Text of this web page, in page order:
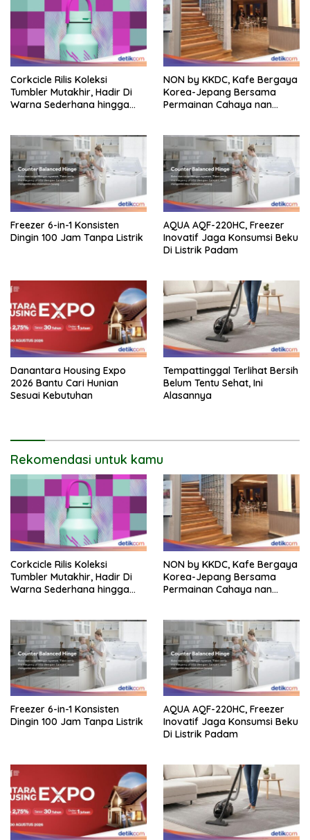
Corkcicle Rilis Koleksi
Tumbler Mutakhir, Hadir Di
Warna Sederhana hingga
NON by KKDC, Kafe Bergaya
Korea-Jepang Bersama
Permainan Cahaya nan
Freezer 6-in-1 Konsisten
Dingin 100 Jam Tanpa Listrik
AQUA AQF-220HC, Freezer
Inovatif Jaga Konsumsi Beku
Di Listrik Padam
Danantara Housing Expo
2026 Bantu Cari Hunian
Sesuai Kebutuhan
Tempattinggal Terlihat Bersih
Belum Tentu Sehat, Ini
Alasannya
Rekomendasi untuk kamu
Corkcicle Rilis Koleksi
Tumbler Mutakhir, Hadir Di
Warna Sederhana hingga
NON by KKDC, Kafe Bergaya
Korea-Jepang Bersama
Permainan Cahaya nan
Freezer 6-in-1 Konsisten
Dingin 100 Jam Tanpa Listrik
AQUA AQF-220HC, Freezer
Inovatif Jaga Konsumsi Beku
Di Listrik Padam